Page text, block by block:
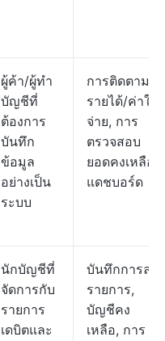
ผู้ค้า/ผู้ทำ
บัญชีที่
ต้องการ
บันทึก
ข้อมูล
อย่างเป็น
ระบบ
การติดตาม
รายได้/ค่าใช้
จ่าย, การ
ตรวจสอบ
ยอดคงเหลือ,
แดชบอร์ด
นักบัญชีที่
จัดการกับ
รายการ
เดบิตและ
บันทึกการลง
รายการ,
บัญชีคง
เหลือ, การ